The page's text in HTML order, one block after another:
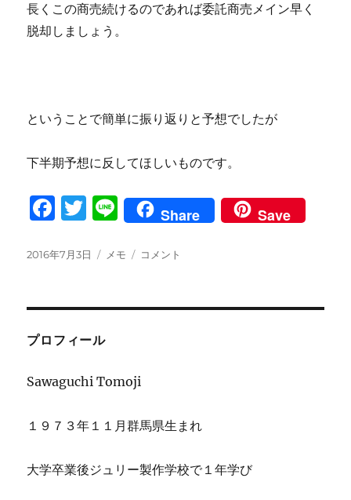
長くこの商売続けるのであれば委託商売メイン早く
脱却しましょう。
ということで簡単に振り返りと予想でしたが
下半期予想に反してほしいものです。
F
c
b
o
k
T
it
r
Li
n
e
Share Save
投
2016年7月3日
カ
メモ
2016
り
下
半
の
コメント
プロフィール
Sawaguchi Tomoji
１９７３年１１月群馬県生まれ
大学卒業後ジュリー製作学校で１年学び